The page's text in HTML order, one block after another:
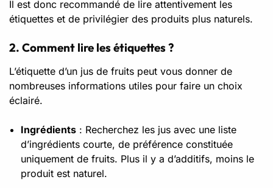
Il est donc recommandé de lire attentivement les
étiquettes et de privilégier des produits plus naturels.
2. Comment lire les étiquettes ?
L’étiquette d’un jus de fruits peut vous donner de
nombreuses informations utiles pour faire un choix
éclairé.
Ingrédients : Recherchez les jus avec une liste
d’ingrédients courte, de préférence constituée
uniquement de fruits. Plus il y a d’additifs, moins le
produit est naturel.